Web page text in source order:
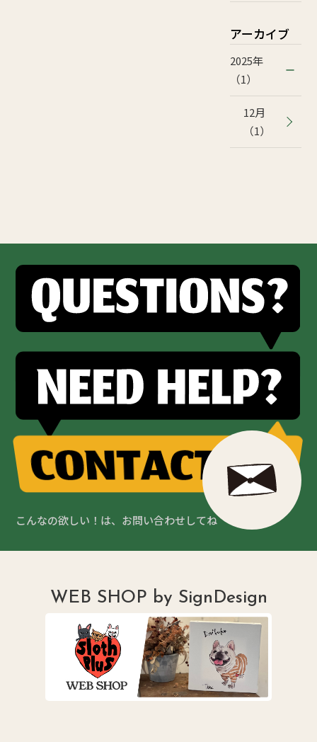
アーカイブ
2025年
（1）
12月
（1）
こんなの欲しい！は、お問い合わせしてね
WEB SHOP by SignDesign